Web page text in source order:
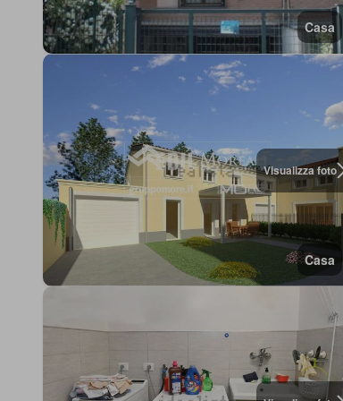
Casa
Visualizza foto
Casa